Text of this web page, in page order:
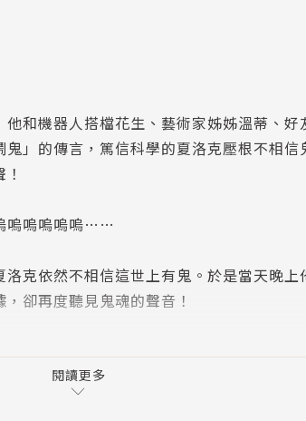
機器人搭檔花生、藝術家姊姊溫蒂、好
」的傳言，篤信科學的夏洛克壓根不相
嗚嗚嗚嗚……
依然不相信這世上有鬼。於是當天晚上
卻再度聽見鬼魂的聲音！
時，也不禁感到動搖。
閱讀更多